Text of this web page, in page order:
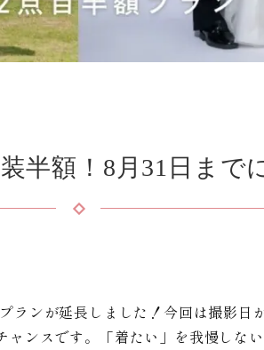
半額！8月31日まで
ランが延長しました！今回は撮影
ンスです。「着たい」を我慢しな